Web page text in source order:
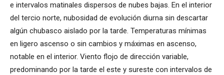
e intervalos matinales dispersos de nubes bajas. En el interior
del tercio norte, nubosidad de evolución diurna sin descartar
algún chubasco aislado por la tarde. Temperaturas mínimas
en ligero ascenso o sin cambios y máximas en ascenso,
notable en el interior. Viento flojo de dirección variable,
predominando por la tarde el este y sureste con intervalos de